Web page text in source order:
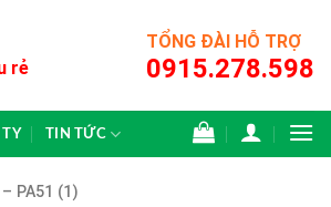
rẻ
TỔNG ĐÀI HỖ TRỢ
0915.278.598
TY TIN TỨC
– PA51 (1)